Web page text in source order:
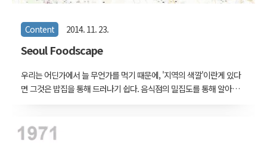
Content 2014. 11. 23.
Seoul Foodscape
우리는 어딘가에서 늘 무언가를 먹기 때문에, '지역의 색깔'이란게 있다
면 그것은 밥집을 통해 드러나기 쉽다. 음식점의 밀집도를 통해 알아보
는 까페와 서양음식과 주점이 아주 강하게 밀집되어 있고(진한 것은 음
식점 밀도가 높은 곳), 이대앞의 어떤 곳은 아주 드물게 분식집이 밀집